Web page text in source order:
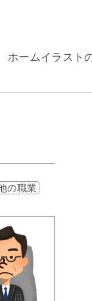
ホームイラスト
の職業